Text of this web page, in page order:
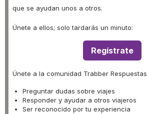
que se ayudan unos a otros.
Únete a ellos; solo tardarás un minuto:
Regístrate
Únete a la comunidad Trabber
Preguntar dudas sobre viajes
Responder y ayudar a otros viajeros
Ser reconocido por tu experiencia